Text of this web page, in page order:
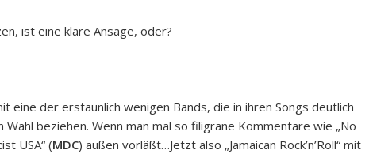
ist eine klare Ansage, oder?
eine der erstaunlich wenigen Bands, die in ihren Songs deutlich
Wahl beziehen. Wenn man mal so filigrane Kommentare wie „No
USA“ (MDC) außen vorläßt…Jetzt also „Jamaican Rock’n’Roll“ mit